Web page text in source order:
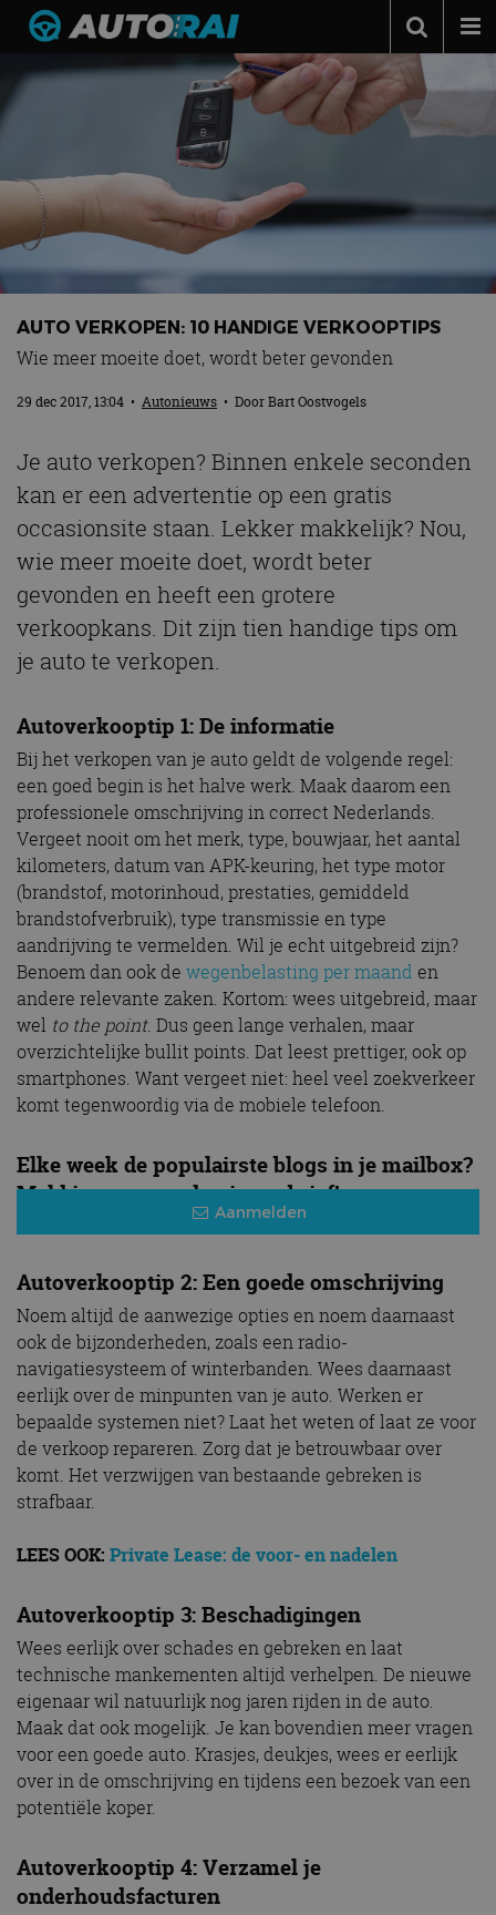
Autonieuws
Automerken
Adverteren
MotorRAI.nl
AUTO VERKOPEN: 10 HANDIGE VERKOOPTIPS
Wie meer moeite doet, wordt beter gevonden
29 dec 2017, 13:04 • Autonieuws • DoorBart Oostvogels
Je auto verkopen? Binnen enkele seconden
kan er een advertentie op een gratis
occasionsite staan. Lekker makkelijk? Nou,
wie meer moeite doet, wordt beter
gevonden en heeft een grotere
verkoopkans. Dit zijn tien handige tips om
je auto te verkopen.
Autoverkooptip 1: De informatie
Bij het verkopen van je auto geldt de volgende regel:
een goed begin is het halve werk. Maak daarom een
professionele omschrijving in correct Nederlands.
Vergeet nooit om het merk, type, bouwjaar, het aantal
kilometers, datum van APK-keuring, het type motor
(brandstof, motorinhoud, prestaties, gemiddeld
brandstofverbruik), type transmissie en type
aandrijving te vermelden. Wil je echt uitgebreid zijn?
Benoem dan ook de wegenbelasting per maand en
andere relevante zaken. Kortom: wees uitgebreid, maar
wel to the point. Dus geen lange verhalen, maar
overzichtelijke bullit points. Dat leest prettiger, ook op
smartphones. Want vergeet niet: heel veel zoekverkeer
komt tegenwoordig via de mobiele telefoon.
Elke week de populairste blogs in je mailbox?
Meld je aan voor de nieuwsbrief!
Aanmelden
Autoverkooptip 2: Een goede omschrijving
Noem altijd de aanwezige opties en noem daarnaast
ook de bijzonderheden, zoals een radio-
navigatiesysteem of winterbanden. Wees daarnaast
eerlijk over de minpunten van je auto. Werken er
bepaalde systemen niet? Laat het weten of laat ze voor
de verkoop repareren. Zorg dat je betrouwbaar over
komt. Het verzwijgen van bestaande gebreken is
strafbaar.
LEES OOK: Private Lease: de voor- en nadelen
Autoverkooptip 3: Beschadigingen
Wees eerlijk over schades en gebreken en laat
technische mankementen altijd verhelpen. De nieuwe
eigenaar wil natuurlijk nog jaren rijden in de auto.
Maak dat ook mogelijk. Je kan bovendien meer vragen
voor een goede auto. Krasjes, deukjes, wees er eerlijk
over in de omschrijving en tijdens een bezoek van een
potentiële koper.
Autoverkooptip 4: Verzamel je
onderhoudsfacturen